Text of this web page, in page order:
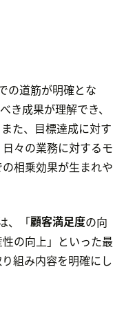
の道筋が明確とな
き成果が理解でき、
た、目標達成に対す
々の業務に対するモ
相乗効果が生まれや
、「顧客満足度の向
の向上」といった最
組み内容を明確にし